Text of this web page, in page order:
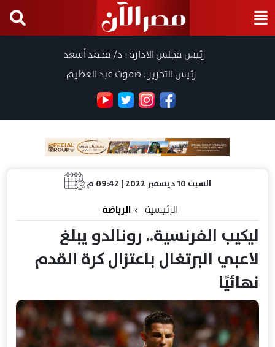
رئيس مجلس الادارة : د/ محمد أسعد
رئيس التحرير : صفوت عبد العظيم
السبت 10 ديسمبر 2022 | 09:42 م
الرئيسية الرياضة
ليكيب الفرنسية.. رونالدو يبلغ
لاعبي البرتغال باعتزال كرة القدم
نهائيًا